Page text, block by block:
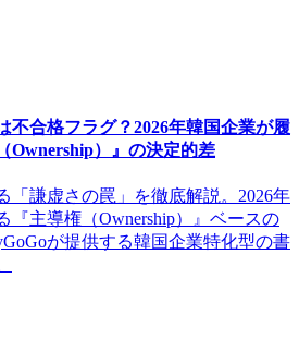
不合格フラグ？2026年韓国企業が履
Ownership）』の決定的差
「謙虚さの罠」を徹底解説。2026年
『主導権（Ownership）』ベースの
が提供する韓国企業特化型の書